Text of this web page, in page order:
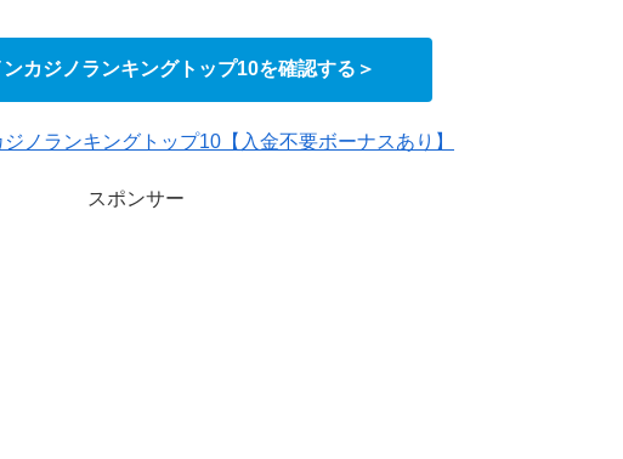
カジノランキングトップ10を確認する＞
ノランキングトップ10【入金不要ボーナスあり】
スポンサー